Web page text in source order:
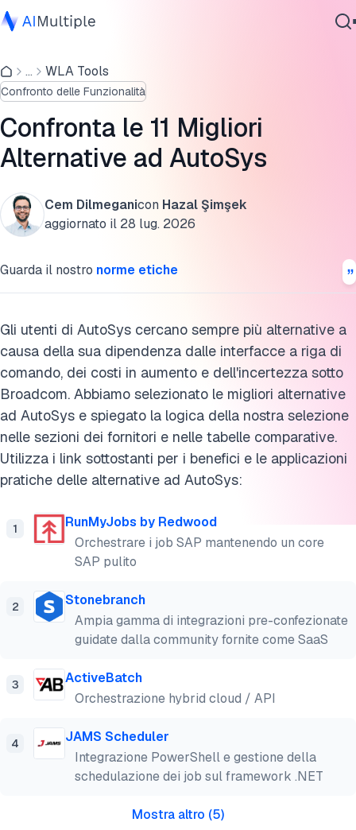
IA Agente
Sicurezza Informatica
Dati
Software Aziendale
Servizi
... WLA Tools
Confronto delle Funzionalità
Confronta le 11 Migliori
Alternative ad AutoSys
Cem Dilmeganicon Hazal Şimşek
aggiornato il 28 lug. 2026
Guarda il nostro norme etiche
Gli utenti di AutoSys cercano sempre più alternative a
causa della sua dipendenza dalle interfacce a riga di
comando, dei costi in aumento e dell'incertezza sotto
Broadcom. Abbiamo selezionato le migliori alternative
ad AutoSys e spiegato la logica della nostra selezione
nelle sezioni dei fornitori e nelle tabelle comparative.
Utilizza i link sottostanti per i benefici e le applicazioni
pratiche delle alternative ad AutoSys:
1
RunMyJobs by Redwood
Orchestrare i job SAP mantenendo un core
SAP pulito
2
Stonebranch
Ampia gamma di integrazioni pre-confezionate
guidate dalla community fornite come SaaS
3
ActiveBatch
Orchestrazione hybrid cloud / API
4
JAMS Scheduler
Integrazione PowerShell e gestione della
schedulazione dei job sul framework .NET
Mostra altro (5)
Panoramica di AutoSys e Broadcom
Cita questa ricerca